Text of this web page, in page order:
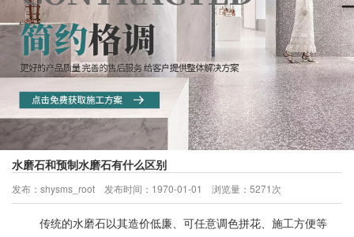
水磨石和预制水磨石有什么区别
发布：shysms_root 发布时间：1970-01-01 浏览量：5271次
当前所处位置：首页>新闻中心
传统的水磨石以其造价低廉、可任意调色拼花、施工方便等